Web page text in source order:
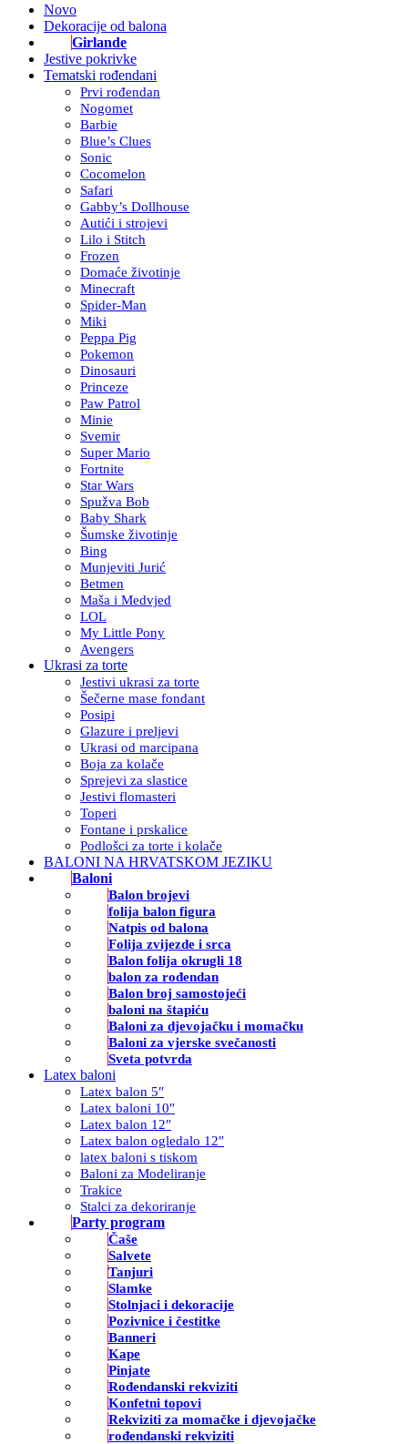
Novo
Dekoracije od balona
Girlande
Jestive pokrivke
Tematski rođendani
Prvi rođendan
Nogomet
Barbie
Blue’s Clues
Sonic
Cocomelon
Safari
Gabby’s Dollhouse
Autići i strojevi
Lilo i Stitch
Frozen
Domaće životinje
Minecraft
Spider-Man
Miki
Peppa Pig
Pokemon
Dinosauri
Princeze
Paw Patrol
Minie
Svemir
Super Mario
Fortnite
Star Wars
Spužva Bob
Baby Shark
Šumske životinje
Bing
Munjeviti Jurić
Betmen
Maša i Medvjed
LOL
My Little Pony
Avengers
Ukrasi za torte
Jestivi ukrasi za torte
Šečerne mase fondant
Posipi
Glazure i preljevi
Ukrasi od marcipana
Boja za kolače
Sprejevi za slastice
Jestivi flomasteri
Toperi
Fontane i prskalice
Podlošci za torte i kolače
BALONI NA HRVATSKOM JEZIKU
Baloni
Balon brojevi
folija balon figura
Natpis od balona
Folija zvijezde i srca
Balon folija okrugli 18
balon za rođendan
Balon broj samostojeći
baloni na štapiću
Baloni za djevojačku i momačku
Baloni za vjerske svečanosti
Sveta potvrda
Latex baloni
Latex balon 5″
Latex baloni 10″
Latex balon 12″
Latex balon ogledalo 12″
latex baloni s tiskom
Baloni za Modeliranje
Trakice
Stalci za dekoriranje
Party program
Čaše
Salvete
Tanjuri
Slamke
Stolnjaci i dekoracije
Pozivnice i čestitke
Banneri
Kape
Pinjate
Rođendanski rekviziti
Konfetni topovi
Rekviziti za momačke i djevojačke
rođendanski rekviziti